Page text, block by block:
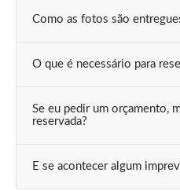
Como as fotos são
O que é necessário para
Se eu pedir um orçamento,
reservada?
E se acontecer algum